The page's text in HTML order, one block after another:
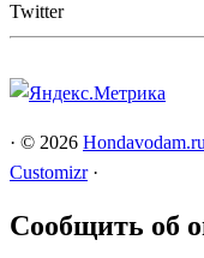
Twitter
· © 2026 Hondavodam.ru
Customizr ·
Сообщить об